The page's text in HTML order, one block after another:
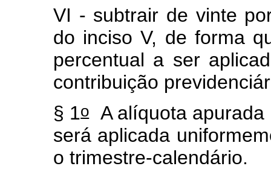
VI - subtrair de vinte
do inciso V, de forma
percentual a ser
contribuição
§ 1oA alíquota apurada
será aplicada
o trimestre-calendário.